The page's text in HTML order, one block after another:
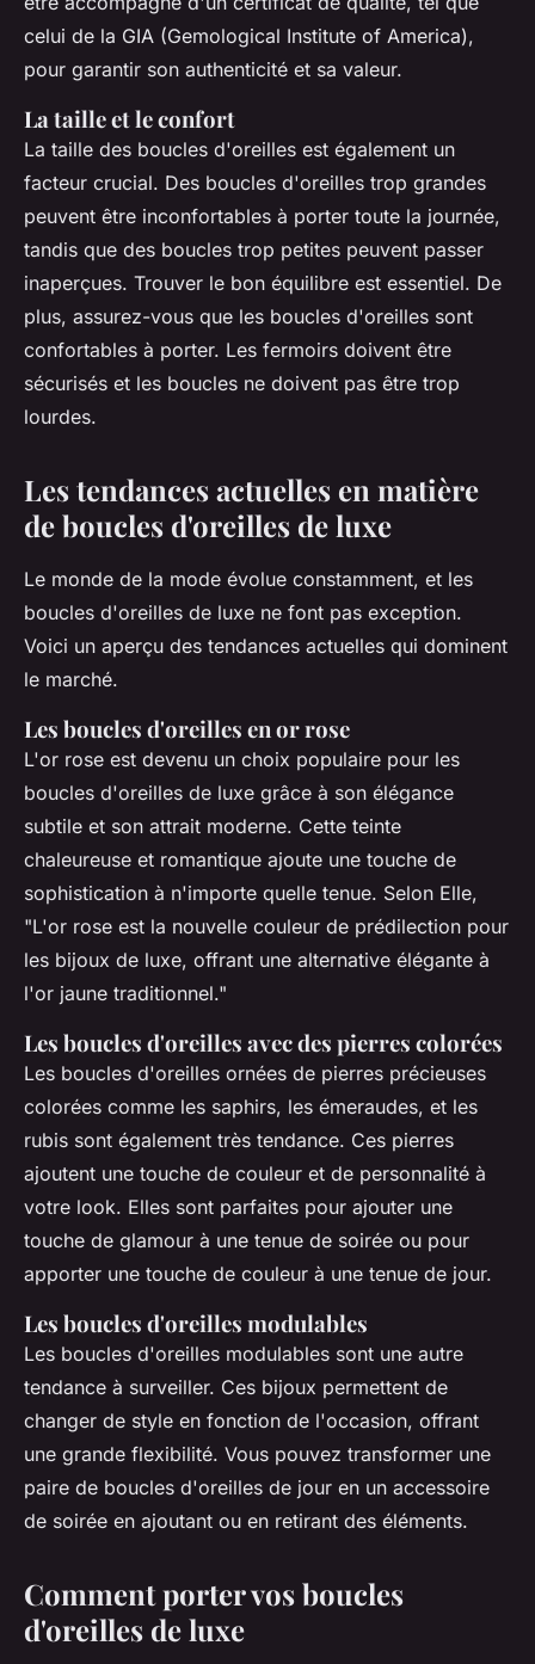
celui de la GIA (Gemological Institute of America),
pour garantir son authenticité et sa valeur.
La taille et le confort
La taille des boucles d'oreilles est également un
facteur crucial. Des boucles d'oreilles trop grandes
peuvent être inconfortables à porter toute la journée,
tandis que des boucles trop petites peuvent passer
inaperçues. Trouver le bon équilibre est essentiel. De
plus, assurez-vous que les boucles d'oreilles sont
confortables à porter. Les fermoirs doivent être
sécurisés et les boucles ne doivent pas être trop
lourdes.
Les tendances actuelles en matière
de boucles d'oreilles de luxe
Le monde de la mode évolue constamment, et les
boucles d'oreilles de luxe ne font pas exception.
Voici un aperçu des tendances actuelles qui dominent
le marché.
Les boucles d'oreilles en or rose
L'or rose est devenu un choix populaire pour les
boucles d'oreilles de luxe grâce à son élégance
subtile et son attrait moderne. Cette teinte
chaleureuse et romantique ajoute une touche de
sophistication à n'importe quelle tenue. Selon Elle,
"L'or rose est la nouvelle couleur de prédilection pour
les bijoux de luxe, offrant une alternative élégante à
l'or jaune traditionnel."
Les boucles d'oreilles avec des pierres colorées
Les boucles d'oreilles ornées de pierres précieuses
colorées comme les saphirs, les émeraudes, et les
rubis sont également très tendance. Ces pierres
ajoutent une touche de couleur et de personnalité à
votre look. Elles sont parfaites pour ajouter une
touche de glamour à une tenue de soirée ou pour
apporter une touche de couleur à une tenue de jour.
Les boucles d'oreilles modulables
Les boucles d'oreilles modulables sont une autre
tendance à surveiller. Ces bijoux permettent de
changer de style en fonction de l'occasion, offrant
une grande flexibilité. Vous pouvez transformer une
paire de boucles d'oreilles de jour en un accessoire
de soirée en ajoutant ou en retirant des éléments.
Comment porter vos boucles
d'oreilles de luxe